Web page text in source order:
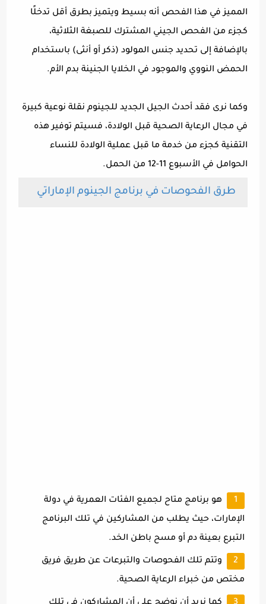
المميز في هذا الفحص أنه بسيط ويتميز بطرق أقل تدخلًا
كجزء من الفحص الجيني المشترك للصبغة الثلاثية،
بالإضافة إلى تحديد جنس المولود (ذكر أو أنثى) باستخدام
الحمض النووي والموجود في الخلايا الجنينة بدم الأم.
وكما نرى فقد أحدث الجيل الجديد للجينوم نقلة نوعية كبيرة
في مجال الرعاية الصحية قبل الولادة، فسيتم توفير هذه
التقنية كجزء من خدمة ما قبل عملية الولادة للنساء
الحوامل في الأسبوع 11-12 من الحمل.
طرق الفحوصات في برنامج الجينوم الإماراتي
هو برنامج متاح لجميع الفئات العمرية في دولة
الإمارات، حيث يطلب من المشاركين في تلك البرنامج
التبرع بعينة دم أو مسح باطن الخد.
وتتم تلك الفحوصات والتبرعات عن طريق فريق
مختص من خبراء الرعاية الصحية.